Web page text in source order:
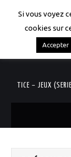
TICE – JEUX
Si vous voyez
cookies sur
Accepter